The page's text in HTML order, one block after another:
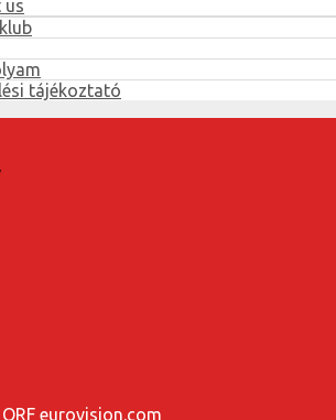
us
tájékoztató